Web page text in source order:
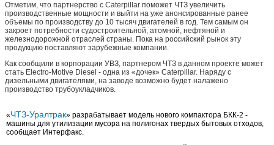
Отметим, что партнерство с Caterpillar поможет ЧТЗ увеличить
производственные мощности и выйти на уже анонсированные ранее
объемы по производству до 10 тысяч двигателей в год. Тем самым он
закроет потребности судостроительной, атомной, нефтяной и
железнодорожной отраслей страны. Пока на российский рынок эту
продукцию поставляют зарубежные компании.
Как сообщили в корпорации УВЗ, партнером ЧТЗ в данном проекте может
стать Electro-Motive Diesel - одна из «дочек» Caterpillar. Наряду с
дизельными двигателями, на заводе возможно будет налажено
производство трубоукладчиков.
«ЧТЗ-Уралтрак» разрабатывает модель нового компактора БКК-2 -
машины для утилизации мусора на полигонах твердых бытовых отходов,
сообщает Интерфакс.